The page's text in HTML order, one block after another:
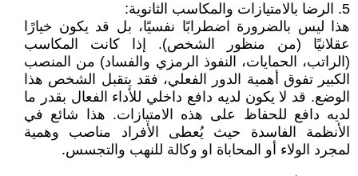
5. الرضا بالامتيازات والمكاسب الثانوية:
هذا ليس بالضرورة اضطرابًا نفسيًا، بل قد يكون خيارًا
عقلانيًا (من منظور الشخص). إذا كانت المكاسب
(الراتب، الحمايات، النفوذ الرمزي والفساد) من المنصب
الكبير تفوق أهمية الدور الفعلي، فقد يتقبل الشخص هذا
الوضع. قد لا يكون لديه دافع داخلي للأداء الفعال بقدر ما
لديه دافع للحفاظ على هذه الامتيازات. هذا شائع في
الأنظمة الفاسدة حيث يُعطى الأفراد مناصب وهمية
لمجرد الولاء أو المحاباة او وكالة للنهب والتجسس.